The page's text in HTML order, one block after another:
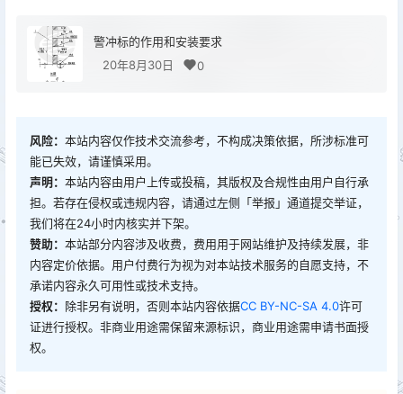
警冲标的作用和安装要求
20年8月30日
0
风险： 本站内容仅作技术交流参考，不构成决策依据，所涉标准可
能已失效，请谨慎采用。
声明： 本站内容由用户上传或投稿，其版权及合规性由用户自行承
担。若存在侵权或违规内容，请通过左侧「举报」通道提交举证，
我们将在24小时内核实并下架。
赞助： 本站部分内容涉及收费，费用用于网站维护及持续发展，非
内容定价依据。用户付费行为视为对本站技术服务的自愿支持，不
承诺内容永久可用性或技术支持。
授权： 除非另有说明，否则本站内容依据CC BY-NC-SA 4.0许可
证进行授权。非商业用途需保留来源标识，商业用途需申请书面授
权。